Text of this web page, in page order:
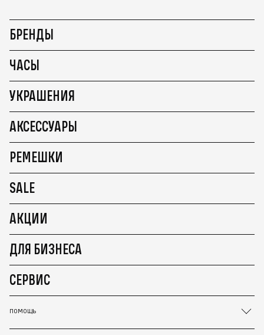
БРЕНДЫ
ЧАСЫ
УКРАШЕНИЯ
АКСЕССУАРЫ
РЕМЕШКИ
SALE
АКЦИИ
ДЛЯ БИЗНЕСА
СЕРВИС
ПОМОЩЬ